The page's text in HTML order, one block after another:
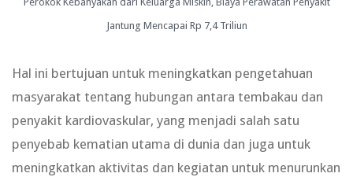
Jantung Mencapai Rp 7,4 Triliun
Hal ini bertujuan untuk meningkatkan pengetahuan
masyarakat tentang hubungan antara tembakau dan
penyakit kardiovaskular, yang menjadi salah satu
penyebab kematian utama di dunia dan juga untuk
meningkatkan aktivitas dan kegiatan untuk menurunkan